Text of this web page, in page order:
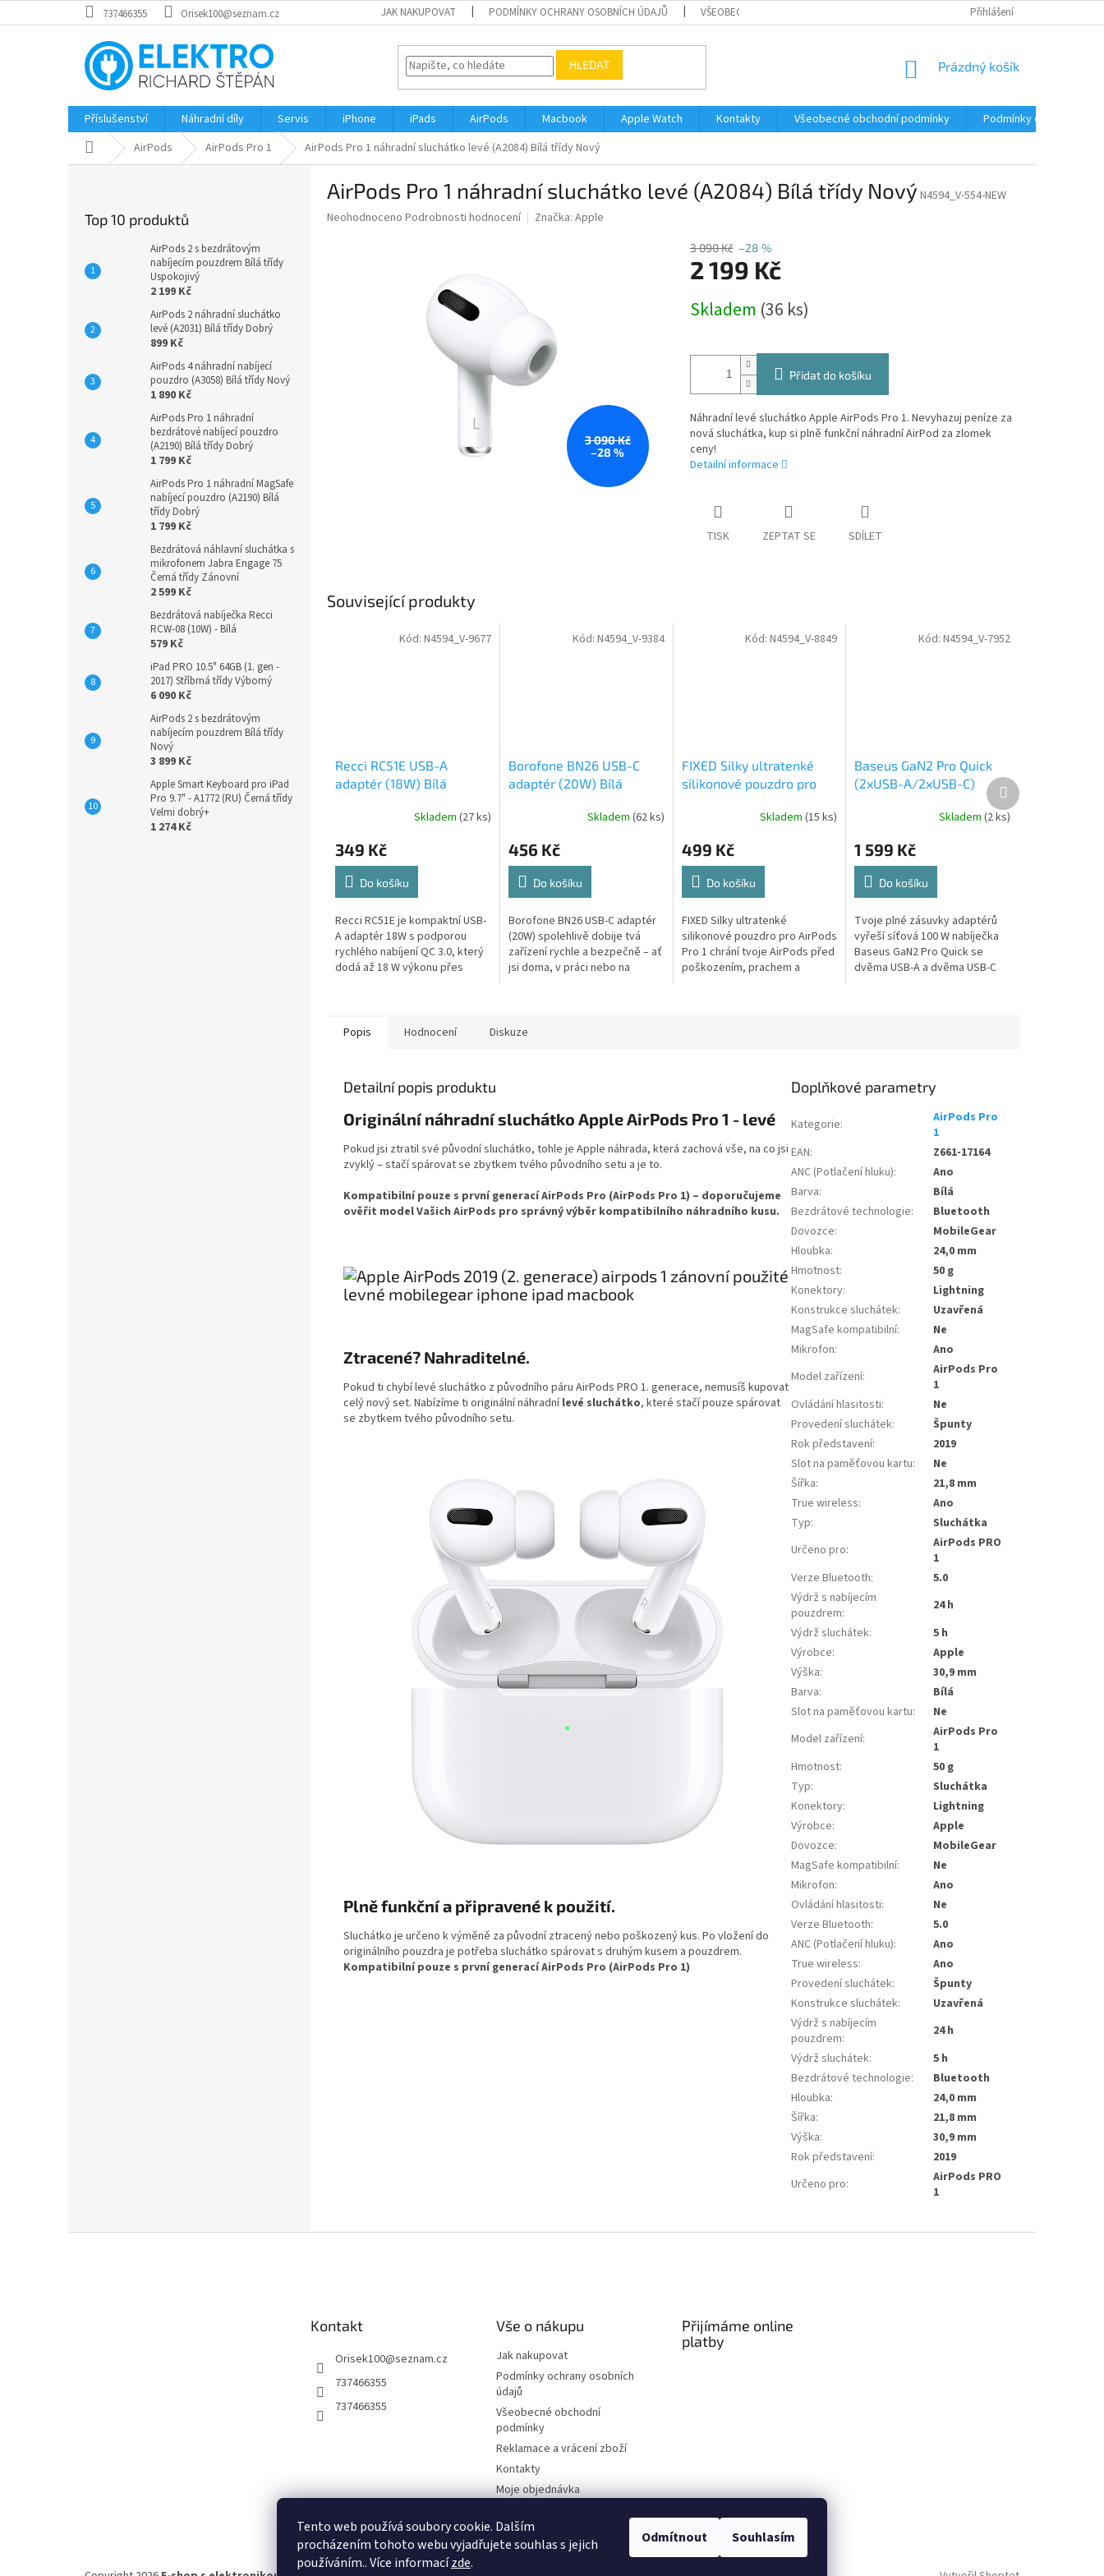
Tento web používá soubory cookie. Dalším
procházením tohoto webu vyjadřujete souhlas s jejich
používáním.. Více informacízde.
Odmítnout Souhlasím
na
737466355 Orisek100@seznam.cz JAK NAKUPOVAT PODMÍNKY OCHRANY OSOBNÍCH ÚDAJŮ VŠEOBECNÉ OBCHODNÍ PODMÍNKY REKLAMACE A VRÁCENÍ ZBOŽÍ
Přihlášení
HLEDAT
NÁKUPNÍ
Prázdný košík
Příslušenství Náhradní díly Servis iPhone iPads AirPods Macbook Apple Watch Kontakty Všeobecné obchodní podmínky
Podmínky ochrany
Domů AirPods AirPods Pro 1 AirPods Pro 1 náhradní sluchátko levé (A2084) Bílá třídy Nový
Top 10 produktů
AirPods 2 s bezdrátovým
nabíjecím pouzdrem Bílá třídy
Uspokojivý
2 199 Kč
AirPods 2 náhradní sluchátko
levé (A2031) Bílá třídy Dobrý
899 Kč
AirPods 4 náhradní nabíjecí
pouzdro (A3058) Bílá třídy Nový
1 890 Kč
AirPods Pro 1 náhradní
bezdrátové nabíjecí pouzdro
(A2190) Bílá třídy Dobrý
1 799 Kč
AirPods Pro 1 náhradní MagSafe
nabíjecí pouzdro (A2190) Bílá
třídy Dobrý
1 799 Kč
Bezdrátová náhlavní sluchátka s
mikrofonem Jabra Engage 75
Černá třídy Zánovní
2 599 Kč
Bezdrátová nabíječka Recci
RCW-08 (10W) - Bílá
579 Kč
iPad PRO 10.5" 64GB (1. gen -
2017) Stříbrná třídy Výborný
6 090 Kč
AirPods 2 s bezdrátovým
nabíjecím pouzdrem Bílá třídy
Nový
3 899 Kč
Apple Smart Keyboard pro iPad
Pro 9.7" - A1772 (RU) Černá třídy
Velmi dobrý+
1 274 Kč
AirPods Pro 1 náhradní sluchátko levé (A2084) Bílá třídy Nový N4594_V-554-NEW
Průměrné
Neohodnoceno Podrobnosti hodnocení Značka: Apple
3 090 Kč
–28 %
3 090 Kč –28 %
2 199 Kč
cena:
Skladem (36 ks)
Přidat do košíku
Náhradní levé sluchátko Apple AirPods Pro 1. Nevyhazuj peníze za
nová sluchátka, kup si plně funkční náhradní AirPod za zlomek
ceny!
Detailní informace
TISK ZEPTAT SE SDÍLET
Související produkty
Recci RC51E USB-A
adaptér (18W) Bílá
Skladem (27 ks)
349 Kč
Do košíku
Recci RC51E je kompaktní USB-
A adaptér 18W s podporou
rychlého nabíjení QC 3.0, který
dodá až 18 W výkonu přes
Kód: N4594_V-9677
Borofone BN26 USB-C
adaptér (20W) Bílá
Skladem (62 ks)
456 Kč
Do košíku
Borofone BN26 USB-C adaptér
(20W) spolehlivě dobije tvá
zařízení rychle a bezpečně – ať
jsi doma, v práci nebo na
Kód: N4594_V-9384
FIXED Silky ultratenké
silikonové pouzdro pro
Skladem(15 ks)
499 Kč
Do košíku
FIXED Silky ultratenké
silikonové pouzdro pro AirPods
Pro 1 chrání tvoje AirPods před
poškozením, prachem a
Kód:N4594_V-8849
Baseus GaN2 Pro Quick
(2xUSB-A/2xUSB-C)
adaptér (100W) - Černá
Skladem (2 ks)
1 599 Kč
Do košíku
Tvoje plné zásuvky adaptérů
vyřeší síťová 100 W nabíječka
Baseus GaN2 Pro Quick se
dvěma USB-A a dvěma USB-C
Kód: N4594_V-7952
Další
produkt
Popis Hodnocení Diskuze
Detailní popis produktu
Originální náhradní sluchátko Apple AirPods Pro 1 - levé
Pokud jsi ztratil své původní sluchátko, tohle je Apple náhrada, která zachová vše, na co jsi
zvyklý – stačí spárovat se zbytkem tvého původního setu a je to.
Kompatibilní pouze s první generací AirPods Pro (AirPods Pro 1) – doporučujeme
ověřit model Vašich AirPods pro správný výběr kompatibilního náhradního kusu.
Ztracené? Nahraditelné.
Pokud ti chybí levé sluchátko z původního páru AirPods PRO 1. generace, nemusíš kupovat
celý nový set. Nabízíme ti originální náhradnílevé sluchátko, které stačí pouze spárovat
se zbytkem tvého původního setu.
Plně funkční a připravené k použití.
Sluchátko je určeno k výměně za původní ztracený nebo poškozený kus. Po vložení do
originálního pouzdra je potřeba sluchátko spárovat s druhým kusem a pouzdrem.
Kompatibilní pouze s první generací AirPods Pro (AirPods Pro 1)
Doplňkové parametry
Kategorie:
AirPods Pro
1
EAN:
Z661-17164
ANC (Potlačení hluku):
Ano
Barva:
Bílá
Bezdrátové technologie:
Bluetooth
Dovozce:
MobileGear
Hloubka:
24,0 mm
Hmotnost:
50 g
Konektory:
Lightning
Konstrukce sluchátek:
Uzavřená
MagSafe kompatibilní:
Ne
Mikrofon:
Ano
Model zařízení:
AirPods Pro
1
Ovládání hlasitosti:
Ne
Provedení sluchátek:
Špunty
Rok představení:
2019
Slot na paměťovou kartu:
Ne
Šířka:
21,8 mm
True wireless:
Ano
Typ:
Sluchátka
Určeno pro:
AirPods PRO
1
Verze Bluetooth:
5.0
Výdrž s nabíjecím
pouzdrem:
24 h
Výdrž sluchátek:
5 h
Výrobce:
Apple
Výška:
30,9 mm
Barva:
Bílá
Slot na paměťovou kartu:
Ne
Model zařízení:
AirPods Pro
1
Hmotnost:
50 g
Typ:
Sluchátka
Konektory:
Lightning
Výrobce:
Apple
Dovozce:
MobileGear
MagSafe kompatibilní:
Ne
Mikrofon:
Ano
Ovládání hlasitosti:
Ne
Verze Bluetooth:
5.0
ANC (Potlačení hluku):
Ano
True wireless:
Ano
Provedení sluchátek:
Špunty
Konstrukce sluchátek:
Uzavřená
Výdrž s nabíjecím
pouzdrem:
24 h
Výdrž sluchátek:
5 h
Bezdrátové technologie:
Bluetooth
Hloubka:
24,0 mm
Šířka:
21,8 mm
Výška:
30,9 mm
Rok představení:
2019
Určeno pro:
AirPods PRO
1
Kontakt
Orisek100@seznam.cz
737466355
737466355
Vše o nákupu
Jak nakupovat
Podmínky ochrany osobních
údajů
Všeobecné obchodní
podmínky
Reklamace a vrácení zboží
Kontakty
Moje objednávka
Přijímáme online
platby